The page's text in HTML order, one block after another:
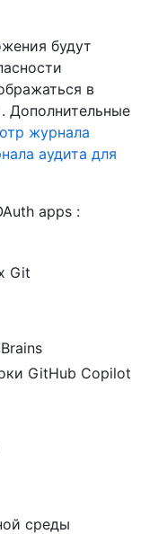
будут
в
Дополнительные
журнала
аудита для
apps :
Git
GitHub Copilot
среды